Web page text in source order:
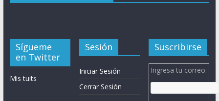
Sígueme
en Twitter
Mis tuits
Sesión
Iniciar Sesión
Cerrar Sesión
Suscribirse
Ingresa tu correo: